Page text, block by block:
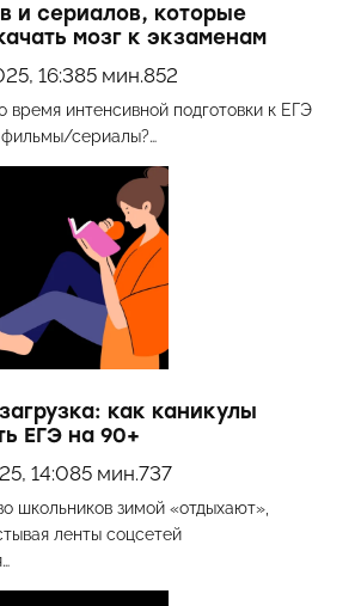
и сериалов, которые
мозг к экзаменам
16:385 мин.852
время интенсивной подготовки к ЕГЭ
фильмы/сериалы?…
как каникулы
ЕГЭ на 90+
14:085 мин.737
школьников зимой «отдыхают»,
ленты соцсетей